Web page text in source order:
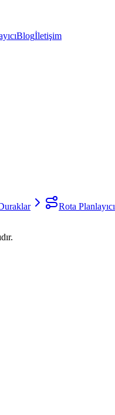
Blogİletişim
Rota Planlayıcı